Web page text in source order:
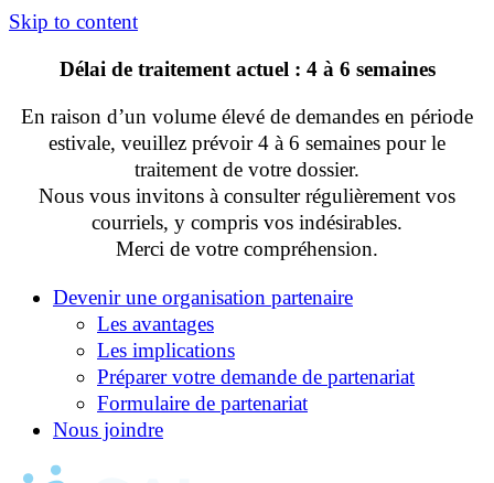
Skip to content
Délai de traitement actuel : 4 à 6 semaines
En raison d’un volume élevé de demandes en période
estivale, veuillez prévoir 4 à 6 semaines pour le
traitement de votre dossier.
Nous vous invitons à consulter régulièrement vos
courriels, y compris vos indésirables.
Merci de votre compréhension.
Devenir une organisation partenaire
Les avantages
Les implications
Préparer votre demande de partenariat
Formulaire de partenariat
Nous joindre